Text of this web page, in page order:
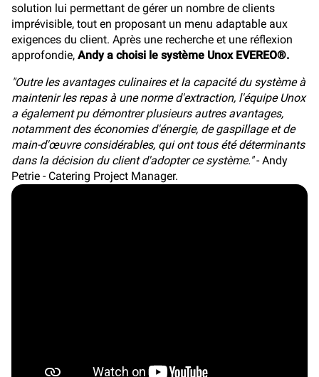
solution lui permettant de gérer un nombre de clients
imprévisible, tout en proposant un menu adaptable aux
exigences du client. Après une recherche et une réflexion
approfondie, Andy a choisi le système Unox EVEREO®.
"Outre les avantages culinaires et la capacité du système à
maintenir les repas à une norme d'extraction, l'équipe Unox
a également pu démontrer plusieurs autres avantages,
notamment des économies d'énergie, de gaspillage et de
main-d'œuvre considérables, qui ont tous été déterminants
dans la décision du client d'adopter ce système."- Andy
Petrie - Catering Project Manager.